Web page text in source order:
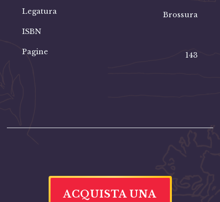
Legatura
Brossura
ISBN
Pagine 143
ACQUISTA UNA